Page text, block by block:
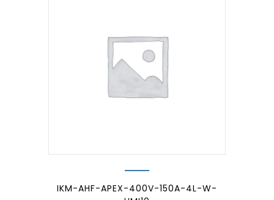
IKM-AHF-APEX-400V-150A-4L-W-